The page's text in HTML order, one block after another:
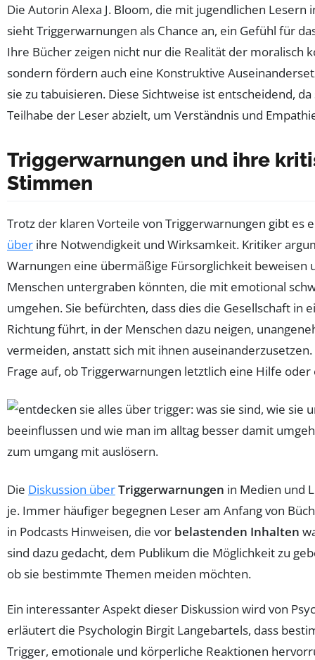
Die Autorin Alexa J. Bloom, die mit jugendlichen Lesern
sieht Triggerwarnungen als Chance an, ein Gefühl für
Ihre Bücher zeigen nicht nur die Realität der moralisch
sondern fördern auch eine Konstruktive
sie zu tabuisieren. Diese Sichtweise ist entscheidend,
Teilhabe der Leser abzielt, um Verständnis und
Triggerwarnungen und ihre
Stimmen
Trotz der klaren Vorteile von Triggerwarnungen gibt es
über ihre Notwendigkeit und Wirksamkeit. Kritiker
Warnungen eine übermäßige Fürsorglichkeit beweisen
Menschen untergraben könnten, die mit emotional
umgehen. Sie befürchten, dass dies die Gesellschaft in
Richtung führt, in der Menschen dazu neigen,
vermeiden, anstatt sich mit ihnen
Frage auf, ob Triggerwarnungen letztlich eine Hilfe
Die Diskussion überTriggerwarnungen in Medien und
je. Immer häufiger begegnen Leser am Anfang von
in Podcasts Hinweisen, die vor belastenden Inhalten
sind dazu gedacht, dem Publikum die Möglichkeit zu
ob sie bestimmte Themen meiden möchten.
Ein interessanter Aspekt dieser Diskussion wird von
erläutert die Psychologin Birgit Langebartels, dass
Trigger, emotionale und körperliche Reaktionen